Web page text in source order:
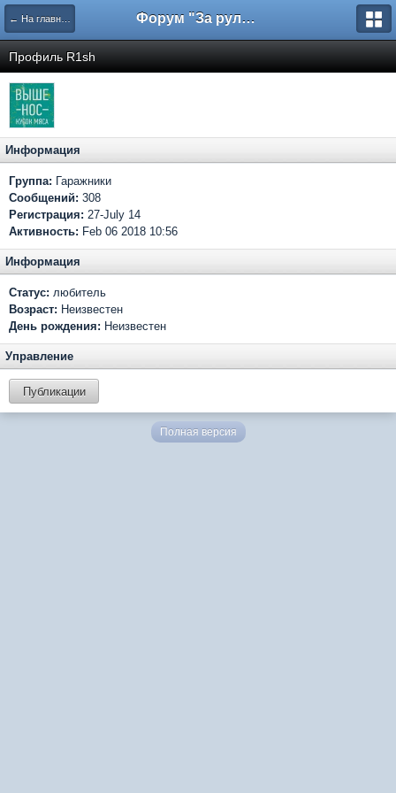
← На главную Форум "За рулем"
Профиль R1sh
Информация
Группа: Гаражники
Сообщений: 308
Регистрация: 27-July 14
Активность: Feb 06 2018 10:56
Информация
Статус: любитель
Возраст: Неизвестен
День рождения: Неизвестен
Управление
Публикации
Полная версия